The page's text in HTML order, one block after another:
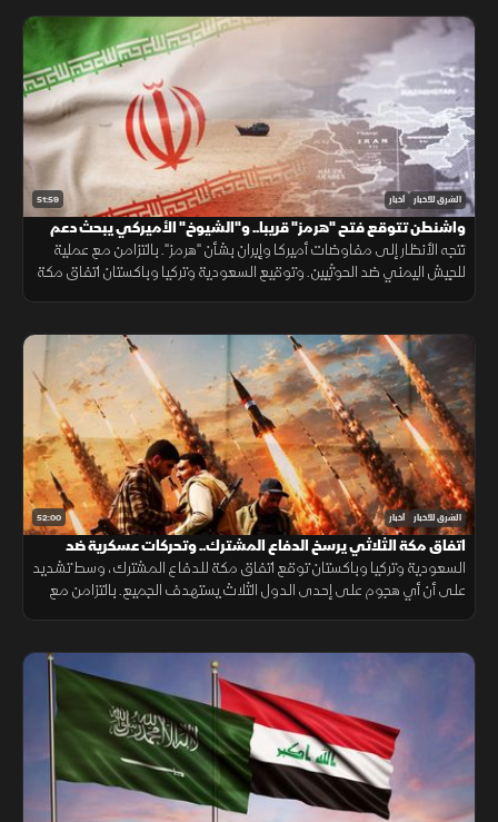
51:59 الشرق للأخبار أخبار
واشنطن تتوقع فتح "هرمز" قريبا.. و"الشيوخ" الأميركي يبحث دعم
لبنان
تتجه الأنظار إلى مفاوضات أميركا وإيران بشأن "هرمز". بالتزامن مع عملية
للجيش اليمني ضد الحوثيين. وتوقيع السعودية وتركيا وباكستان اتفاق مكة
52:00 الشرق للأخبار أخبار
اتفاق مكة الثلاثي يرسخ الدفاع المشترك.. وتحركات عسكرية ضد
الحوثيين
السعودية وتركيا وباكستان توقع اتفاق مكة للدفاع المشترك، وسط تشديد
على أن أي هجوم على إحدى الدول الثلاث يستهدف الجميع. بالتزامن مع